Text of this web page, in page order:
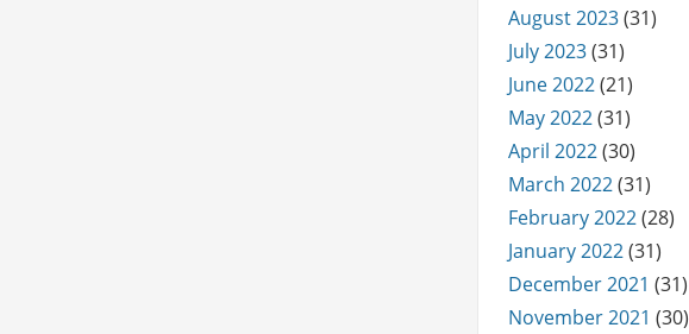
August 2023(31)
July 2023(31)
June 2022(21)
May 2022(31)
April 2022(30)
March 2022(31)
February 2022(28)
January 2022(31)
December 2021 (31)
November 2021 (30)